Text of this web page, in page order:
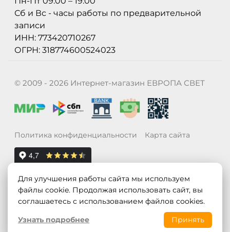
Сб и Вс - часы работы по предварительной
записи
ИНН: 773420710267
ОГРН: 318774600524023
© 2009 - 2026 Интернет-магазин ЕВРОПА СВЕТ
Политика конфиденциальности Карта сайта
Для улучшения работы сайта мы используем
файлы cookie. Продолжая использовать сайт, вы
соглашаетесь с использованием файлов cookies.
Узнать подробнее
Принять